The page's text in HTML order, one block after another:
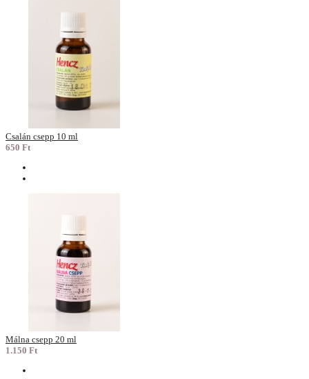
Csalán csepp 10 ml
650 Ft
Málna csepp 20 ml
1.150 Ft